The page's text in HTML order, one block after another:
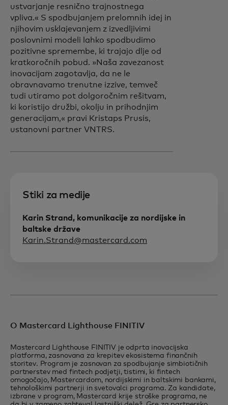
ustvarjanje resnično trajnostnega
vpliva.« S spodbujanjem prelomnih idej in
njihovim usklajevanjem z izvedljivimi
poslovnimi modeli lahko spodbudimo
pozitivne spremembe, ki trajajo dlje od
kratkoročnih pobud. »Naša zavezanost
inovacijam zagotavlja, da ne le
obravnavamo trenutne izzive, temveč
tudi utiramo pot dolgoročnim rešitvam,
ki koristijo družbi, okolju in prihodnjim
generacijam,« pravi Kristaps Prusis,
ustanovni partner VNTRS.
Stiki za medije
Karin Strand, komunikacije za nordijske in
baltske države
Karin.Strand@mastercard.com
O Mastercard Lighthouse FINITIV
Mastercard Lighthouse FINITIV je odprta inovacijska
platforma, zasnovana za krepitev ekosistema finančnih
storitev. Program je zasnovan za spodbujanje simbiotičnih
partnerstev med fintech podjetji, tistimi, ki fintech
omogočajo, Mastercardom, nordijskimi in baltskimi bankami,
tehnološkimi partnerji in svetovalci programa. Za kandidate,
izbrane v program, Mastercard krije stroške programa, ne